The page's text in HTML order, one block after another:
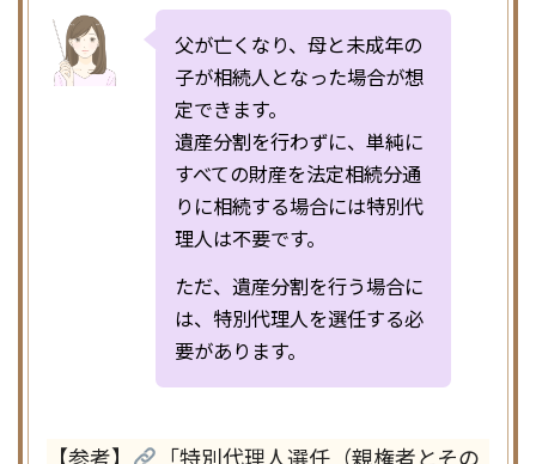
父が亡くなり、母と未成年の
子が相続人となった場合が想
定できます。
遺産分割を行わずに、単純に
すべての財産を法定相続分通
りに相続する場合には特別代
理人は不要です。
ただ、遺産分割を行う場合に
は、特別代理人を選任する必
要があります。
【参考】
「特別代理人選任（親権者とその